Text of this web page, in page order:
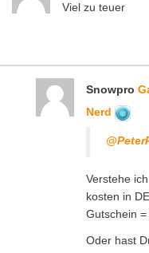
Viel zu teuer
Snowpro
Nerd
Verstehe
kosten in
Gutschein
Oder hast